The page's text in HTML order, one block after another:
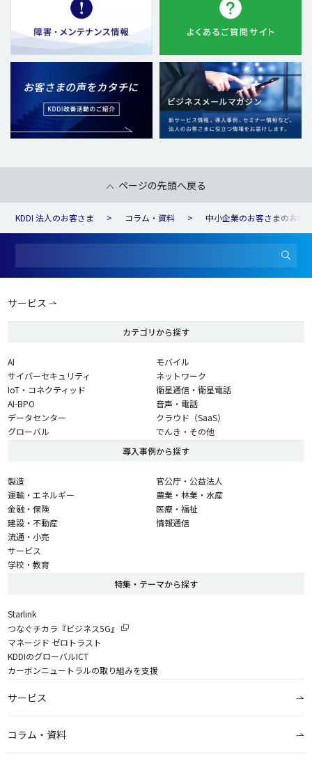
ページの先頭へ戻る
KDDI 法人のお客さま コラム・資料 中小企業のお客さまのお悩
サービス
カテゴリから探す
AI
サイバーセキュリティ
IoT・コネクティッド
AI-BPO
データセンター
グローバル
モバイル
ネットワーク
衛星通信・衛星電話
音声・電話
クラウド（SaaS）
でんき・その他
導入事例から探す
製造
運輸・エネルギー
金融・保険
建設・不動産
流通・小売
サービス
学校・教育
官公庁・公益法人
農業・林業・水産
医療・福祉
情報通信
特集・テーマから探す
Starlink
つなぐチカラ『ビジネス5G』
マネージド ゼロトラスト
KDDIのグローバルICT
カーボンニュートラルの取り組みを支援
サービス
コラム・資料